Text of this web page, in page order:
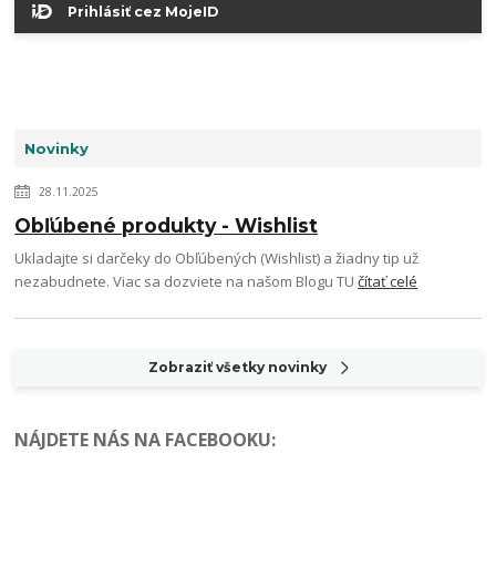
Novinky
28.11.2025
Obľúbené produkty - Wishlist
Ukladajte si darčeky do Obľúbených (Wishlist) a žiadny tip už
nezabudnete. Viac sa dozviete na našom Blogu TUčítať celé
Zobraziť všetky novinky
NÁJDETE NÁS NA FACEBOOKU:
Prihlásiť cez MojeID